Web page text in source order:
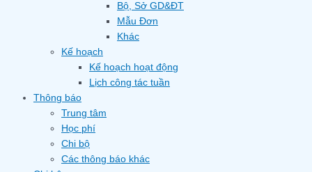
Bộ, Sở GD&ĐT
Mẫu Đơn
Khác
Kế hoạch
Kế hoạch hoạt động
Lịch công tác tuần
Thông báo
Trung tâm
Học phí
Chi bộ
Các thông báo khác